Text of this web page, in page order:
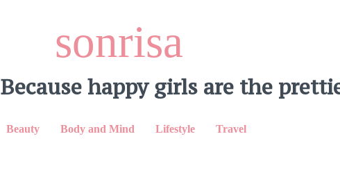
sonrisa
Because happy girls are the
Beauty Body and Mind Lifestyle Travel